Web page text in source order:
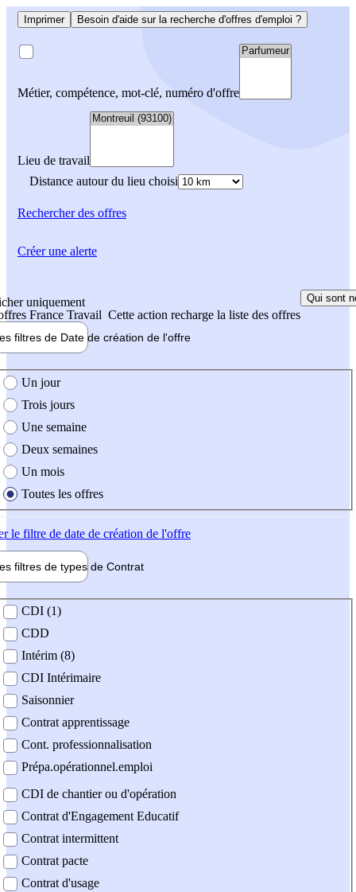
Imprimer Besoin d'aide sur la recherche d'offres d'emploi ?
Métier, compétence, mot-clé, numéro d'offre
Lieu de travail
Distance autour du lieu choisi
Rechercherdes offres
uniquement
France Travail Cette action recharge la liste des offres
Qui sont
filtres de Date de création de l'offre
création de l'offre
Un jour
Trois jours
Une semaine
Deux semaines
Un mois
Toutes les offres
le filtre de date de création de l'offre
filtres de types de Contrat
contrat
CDI (1)
CDD
Intérim (8)
CDI Intérimaire
Saisonnier
Contrat apprentissage
Cont. professionnalisation
Prépa.opérationnel.emploi
CDI de chantier ou d'opération
Contrat d'Engagement Educatif
Contrat intermittent
Contrat pacte
Contrat d'usage
Créer une alerte